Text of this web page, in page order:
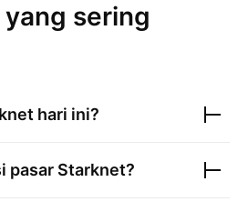
sering
hari ini?
pasar Starknet?